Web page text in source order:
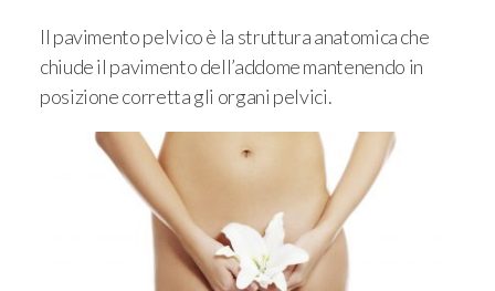
Il pavimento pelvico è la struttura anatomica che
chiude il pavimento dell’addome mantenendo in
posizione corretta gli organi pelvici.